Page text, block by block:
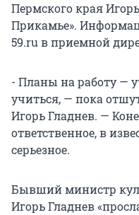
Пермского края
Прикамье».
59.ru в приемной
- Планы на работу —
учиться, — пока
Игорь Гладнев. —
ответственное, в
серьезное.
Бывший министр
Игорь Гладнев